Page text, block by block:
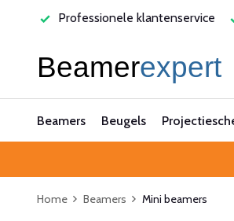
Originele kwaliteitsproducten
Beamers Beugels
Home Beamers Mini beamers